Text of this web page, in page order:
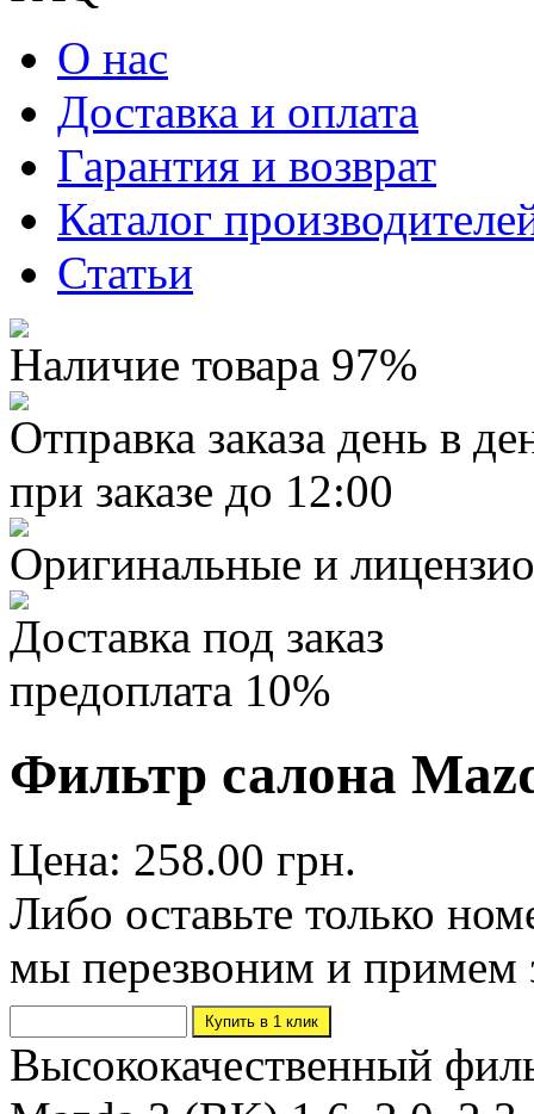
О нас
Доставка и оплата
Гарантия и возврат
Каталог
Статьи
Наличие товара 97%
Отправка заказа день в
при заказе до 12:00
Оригинальные и
Доставка под заказ
предоплата 10%
Фильтр салона
Цена: 258.00 грн.
Либо оставьте только
мы перезвоним и примем
Высококачественный